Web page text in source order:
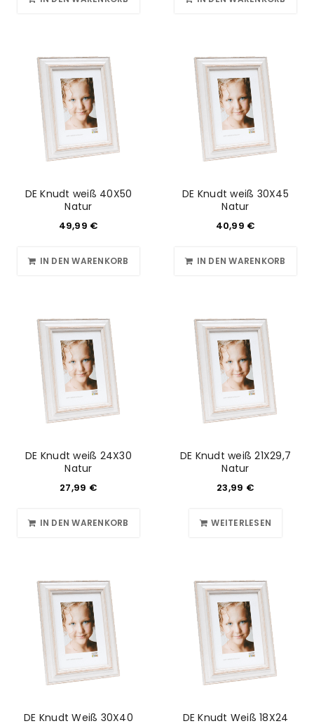
DE Knudt weiß 40X50
Natur
49,99 €
IN DEN WARENKORB
DE Knudt weiß 30X45
Natur
40,99 €
IN DEN WARENKORB
DE Knudt weiß 24X30
Natur
27,99 €
IN DEN WARENKORB
DE Knudt weiß 21X29,7
Natur
23,99 €
WEITERLESEN
DE Knudt Weiß 30X40
DE Knudt Weiß 18X24